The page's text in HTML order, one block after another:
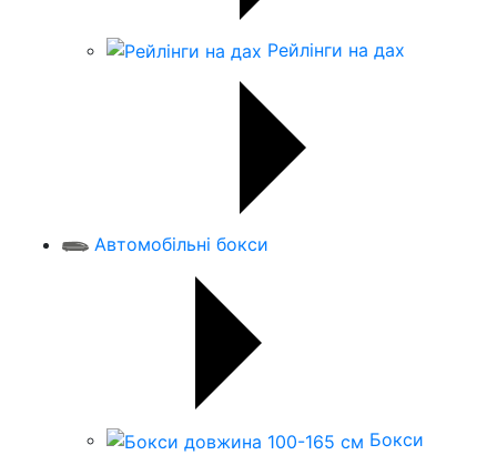
Рейлінги на дах
Автомобільні бокси
Бокси